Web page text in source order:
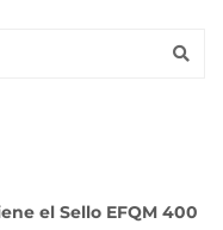
el Sello EFQM 400